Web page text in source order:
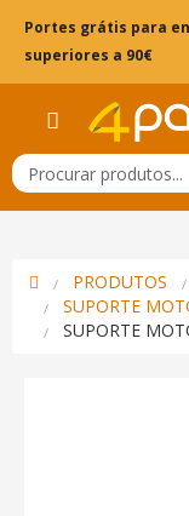
Portes grátis para
superiores a 90€
PRODUTOS
SUPORTE
SUPORTE